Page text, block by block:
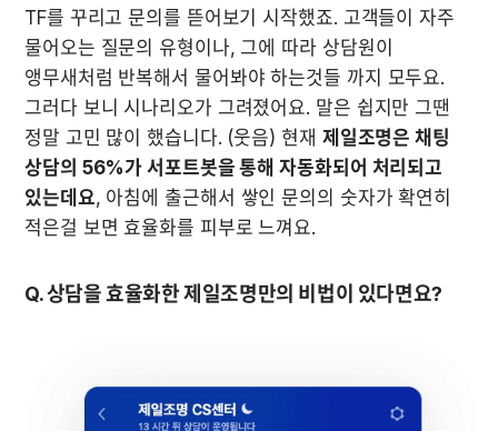
TF를 꾸리고 문의를 뜯어보기 시작했죠. 고객들이 자주
물어오는 질문의 유형이나, 그에 따라 상담원이
앵무새처럼 반복해서 물어봐야 하는것들 까지 모두요.
그러다 보니 시나리오가 그려졌어요. 말은 쉽지만 그땐
정말 고민 많이 했습니다. (웃음) 현재 제일조명은 채팅
상담의 56%가 서포트봇을 통해 자동화되어 처리되고
있는데요, 아침에 출근해서 쌓인 문의의 숫자가 확연히
적은걸 보면 효율화를 피부로 느껴요.
Q. 상담을 효율화한 제일조명만의 비법이 있다면요?